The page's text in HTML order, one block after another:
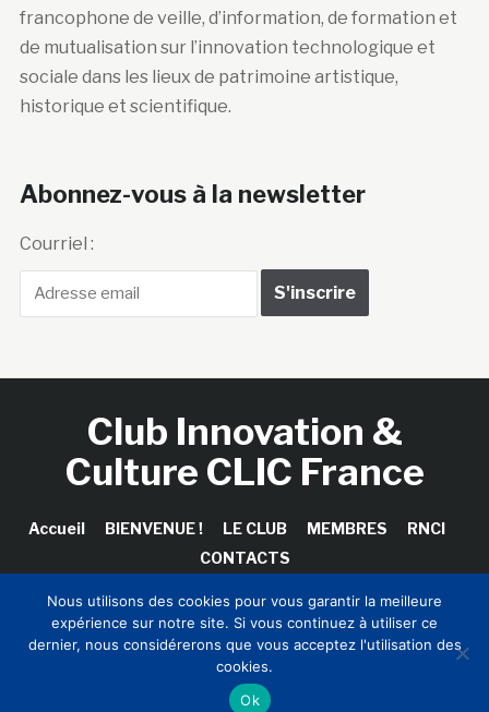
francophone de veille, d’information, de formation et
de mutualisation sur l’innovation technologique et
sociale dans les lieux de patrimoine artistique,
historique et scientifique.
Abonnez-vous à la newsletter
Courriel :
Club Innovation &
Culture CLIC France
Accueil BIENVENUE ! LE CLUB MEMBRES
RNCI
CONTACTS
Copyright © 2026 Club Innovation & Culture CLIC France /
Sinapses Conseils
Nous utilisons des cookies pour vous garantir la meilleure
expérience sur notre site. Si vous continuez à utiliser ce
dernier, nous considérerons que vous acceptez l'utilisation des
cookies.
Ok